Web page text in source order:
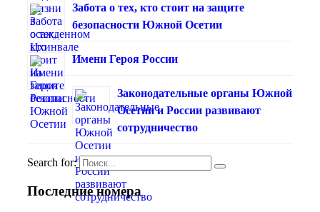
Забота о тех, кто стоит на защите
безопасности Южной Осетии
Имени Героя России
Законодательные органы Южной
Осетии и России развивают
сотрудничество
Search for:
Последние номера